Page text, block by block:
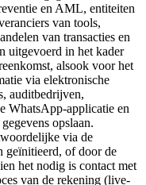
en AML, entiteiten
van tools,
van transacties en
uitgevoerd in het kader
alsook voor het
via elektronische
auditbedrijven,
WhatsApp-applicatie en
opslaan.
via de
geïnitieerd, of door de
het nodig is contact met
van de rekening (live-